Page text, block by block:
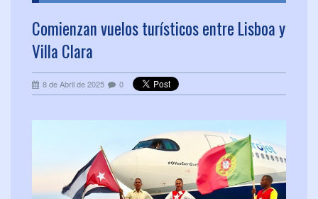
Comienzan vuelos turísticos entre Lisboa y
Villa Clara
8 de Abril de 2025 0